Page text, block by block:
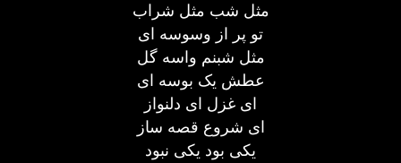
مثل شب مثل شراب
تو پر از وسوسه ای
مثل شبنم واسه گل
عطش یک بوسه ای
ای غزل ای دلنواز
ای شروع قصه ساز
یکی بود یکی نبود